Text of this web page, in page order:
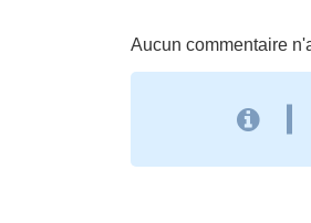
Aucun commentaire